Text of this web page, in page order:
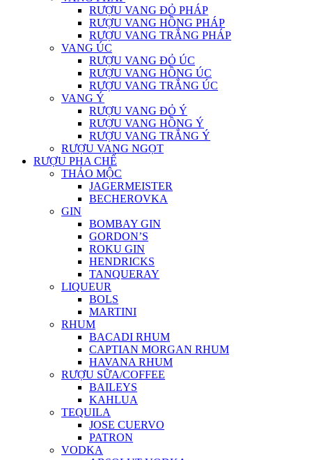
RƯỢU VANG ĐỎ PHÁP
RƯỢU VANG HỒNG PHÁP
RƯỢU VANG TRẮNG PHÁP
VANG ÚC
RƯỢU VANG ĐỎ ÚC
RƯỢU VANG HỒNG ÚC
RƯỢU VANG TRẮNG ÚC
VANG Ý
RƯỢU VANG ĐỎ Ý
RƯỢU VANG HỒNG Ý
RƯỢU VANG TRẮNG Ý
RƯỢU VANG NGỌT
RƯỢU PHA CHẾ
THẢO MỘC
JAGERMEISTER
BECHEROVKA
GIN
BOMBAY GIN
GORDON’S
ROKU GIN
HENDRICKS
TANQUERAY
LIQUEUR
BOLS
MARTINI
RHUM
BACADI RHUM
CAPTIAN MORGAN RHUM
HAVANA RHUM
RƯỢU SỮA/COFFEE
BAILEYS
KAHLUA
TEQUILA
JOSE CUERVO
PATRON
VODKA